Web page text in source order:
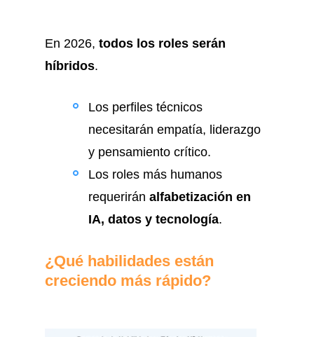
En 2026, todos los roles serán
híbridos.
Los perfiles técnicos
necesitarán empatía, liderazgo
y pensamiento crítico.
Los roles más humanos
requerirán alfabetización en
IA, datos y tecnología.
¿Qué habilidades están
creciendo más rápido?